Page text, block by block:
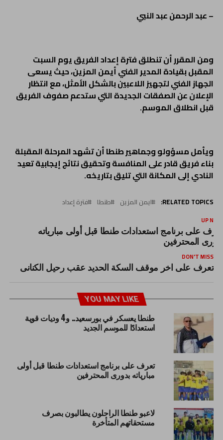
– عبد الرحمن عبد النبي
ومن المقرر أن تنطلق فترة إعداد الفريق يوم السبت
المقبل بقيادة المدير الفني أيمن المزين، حيث يسعى
الجهاز الفني لتجهيز اللاعبين بالشكل الأمثل، مع انتظار
الإعلان عن الصفقات الجديدة التي ستدعم صفوف الفريق
قبل انطلاق الموسم.
ويأمل مسؤولو وجماهير طنطا أن تشهد المرحلة المقبلة
بناء فريق قادر على المنافسة وتحقيق نتائج إيجابية تعيد
النادي إلى المكانة التي تليق بتاريخه.
RELATED TOPICS: ايمن المزين طنطا فترة إعداد
UP
على برنامج استعدادات طنطا قبل أولى مبارياته
المحترفين
DON'T MISS
تعرف على اخر موقف السكة الحديد عقب رحيل الكنانى
YOU MAY LIKE
طنطا يعسكر في بورسعيد.. و4 وديات قوية
استعدادًا للموسم الجديد
تعرف على برنامج استعدادات طنطا قبل أولى
مبارياته بدورى المحترفين
لاعبو طنطا الراحلون يطالبون بصرف
مستحقاتهم المتأخرة